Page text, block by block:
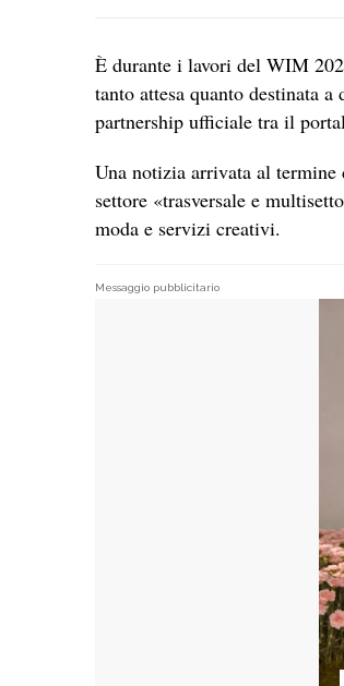
È durante i lavori del WIM
tanto attesa quanto destinata a
partnership ufficiale tra il
Una notizia arrivata al
settore «trasversale e
moda e servizi creativi.
Messaggio pubblicitario